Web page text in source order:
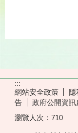
:::
網站安全政策
隱
告
政府公開資訊
瀏覽人次： 710